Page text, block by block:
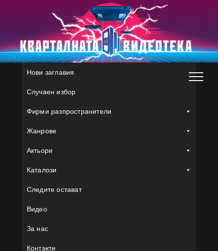
Нови заглавия
Случаен избор
Фирми разпространители
Жанрове
Актьори
Каталози
Следите остават
Видео
За нас
Контакти